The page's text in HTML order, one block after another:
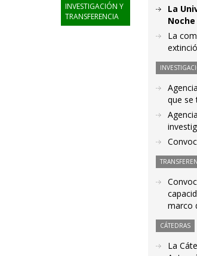
INVESTIGACIÓN Y
TRANSFERENCIA
La
La
que se
marco
CÁTEDRAS
La